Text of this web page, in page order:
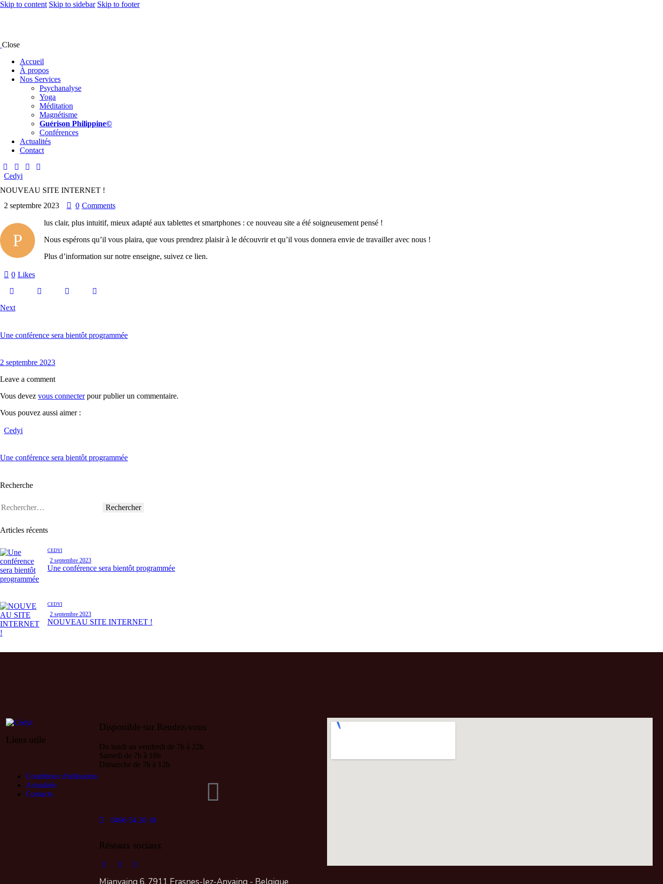
Skip to content Skip to sidebar Skip to footer
Close
Accueil
À propos
Nos Services
Psychanalyse
Yoga
Méditation
Magnétisme
Guérison Philippine©
Conférences
Actualités
Contact
Cedyi
NOUVEAU SITE INTERNET !
2 septembre 2023
0 Comments
P
lus clair, plus intuitif, mieux adapté aux tablettes et smartphones : ce nouveau site a été soigneusement pensé !
Nous espérons qu’il vous plaira, que vous prendrez plaisir à le découvrir et qu’il vous donnera envie de travailler avec nous !
Plus d’information sur notre enseigne, suivez ce lien.
0 Likes
Next
Une conférence sera bientôt programmée
2 septembre 2023
Leave a comment
Vous devez vous connecterpour publier un commentaire.
Cedyi
Une conférence sera bientôt programmée
Recherche
Articles récents
CEDYI
2 septembre 2023
Une conférence sera bientôt programmée
CEDYI
2 septembre 2023
NOUVEAU SITE INTERNET !
Liens utile
Conditions d'utilisation
Actualités
Contacts
Disponible sur Rendez-vous
Du lundi au vendredi de 7h à 22h
Samedi de 7h à 18h
Dimanche de 7h à 12h
0496 54 20 18
Réseaux sociaux